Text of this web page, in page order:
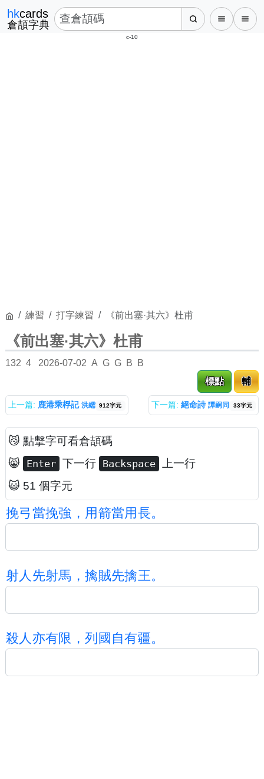
hkcards
倉頡字典
c-10
練習 打字練習 《前出塞·其六》杜甫
《前出塞·其六》杜甫
132 4 2026-07-02 A G G B
B
標點
輔
上一篇: 鹿港乘桴記 洪繻 912字元 下一篇: 絕命詩 譚嗣同 33字元
😼 點擊字可看倉頡碼
😸 Enter 下一行 Backspace
上一行
😺 51 個字元
挽弓當挽強 ， 用 箭當用 長。
射人 先射馬 ， 擒賊先擒王。
殺人亦有限 ， 列 國 自有疆。